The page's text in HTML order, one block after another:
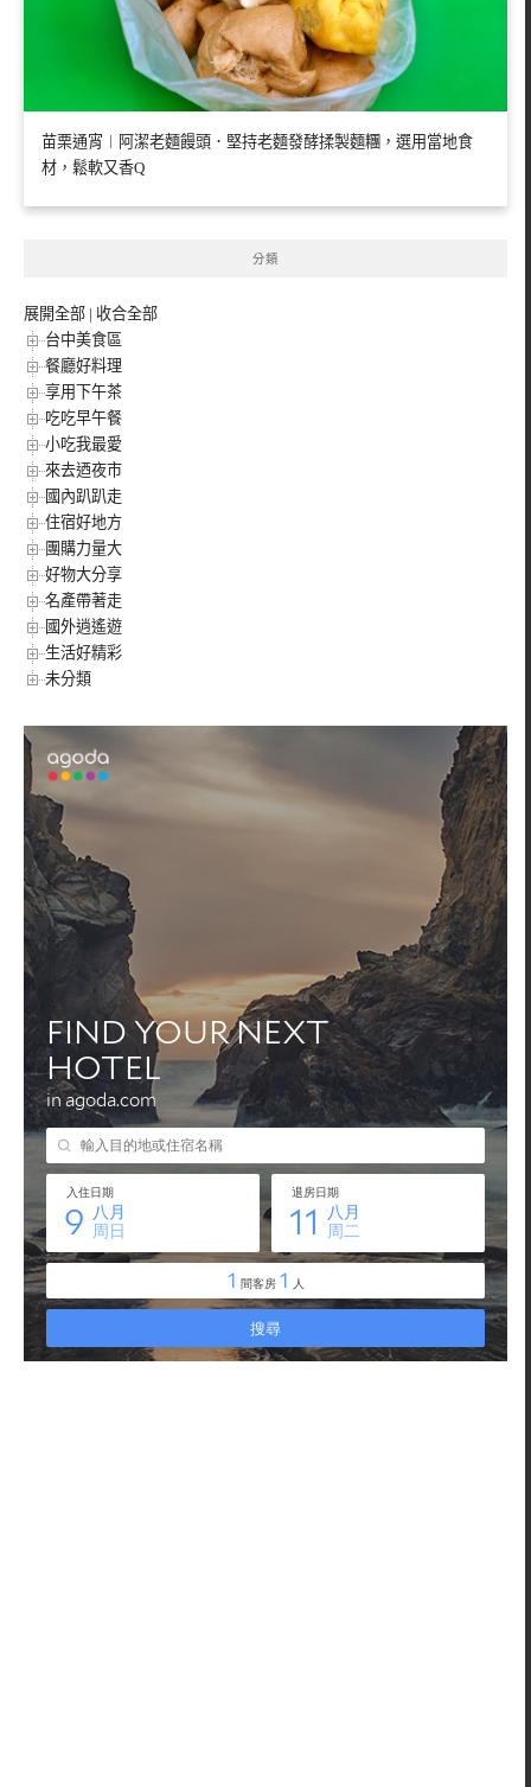
苗栗通宵︱阿潔老麵饅頭．堅持老麵發酵揉製麵糰，選用當地食
材，鬆軟又香Q
分類
展開全部 | 收合全部
台中美食區
餐廳好料理
享用下午茶
吃吃早午餐
小吃我最愛
來去迺夜市
國內趴趴走
住宿好地方
團購力量大
好物大分享
名產帶著走
國外逍遙遊
生活好精彩
未分類